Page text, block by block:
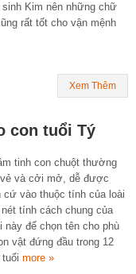
sinh Kim nên những chữ
rất tốt cho vận mệnh
Xem Thêm
con tuổi Tý
tinh con chuột thường
và cởi mở, dễ được
cứ vào thuộc tính của loài
tính cách chung của
này để chọn tên cho phù
vật đứng đầu trong 12
more »